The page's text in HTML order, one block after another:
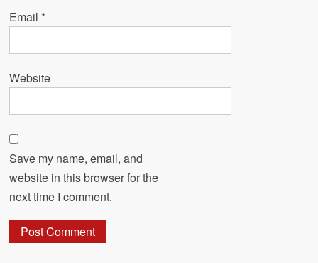
Email *
Website
Save my name, email, and
website in this browser for the
next time I comment.